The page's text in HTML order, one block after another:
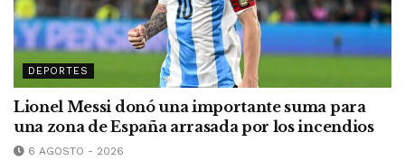
DEPORTES
Lionel Messi donó una importante suma para
una zona de España arrasada por los incendios
6 AGOSTO - 2026